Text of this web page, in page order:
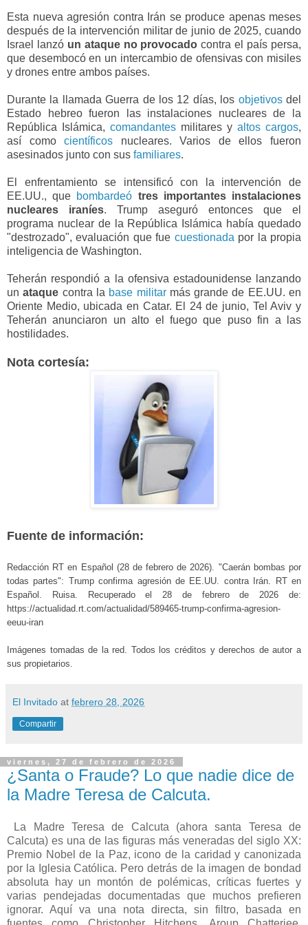
Esta nueva agresión contra Irán se produce apenas meses
después de la intervención militar de junio de 2025, cuando
Israel lanzó un ataque no provocadocontra el país persa,
que desembocó en un intercambio de ofensivas con misiles
y drones entre ambos países.
Durante la llamada Guerra de los 12 días, los objetivosdel
Estado hebreo fueron las instalaciones nucleares de la
República Islámica, comandantes militares y altos cargos,
así comocientíficos nucleares. Varios de ellos fueron
asesinados junto con sus familiares.
El enfrentamiento se intensificó con la intervención de
EE.UU., que bombardeó tres importantes instalaciones
nucleares iraníes. Trump aseguró entonces que el
programa nuclear de la República Islámica había quedado
"destrozado", evaluación que fue cuestionada por la propia
inteligencia de Washington.
Teherán respondió a la ofensiva estadounidense lanzando
unataque contra la base militarmás grande de EE.UU. en
Oriente Medio, ubicada en Catar. El 24 de junio, Tel Aviv y
Teherán anunciaron un alto el fuego que puso fin a las
hostilidades.
Nota cortesía:
Fuente de información:
Redacción RT en Español (28 de febrero de 2026). "Caerán bombas por
todas partes": Trump confirma agresión de EE.UU. contra Irán. RT en
Español. Ruisa. Recuperado el 28 de febrero de 2026 de:
https://actualidad.rt.com/actualidad/589465-trump-confirma-agresion-
eeuu-iran
Imágenes tomadas de la red. Todos los créditos y derechos de autor a
sus propietarios.
El Invitado at febrero 28, 2026
Compartir
viernes, 27 de febrero de 2026
¿Santa o Fraude? Lo que nadie dice de
la Madre Teresa de Calcuta.
La Madre Teresa de Calcuta (ahora santa Teresa de
Calcuta) es una de las figuras más veneradas del siglo XX:
Premio Nobel de la Paz, icono de la caridad y canonizada
por la Iglesia Católica. Pero detrás de la imagen de bondad
absoluta hay un montón de polémicas, críticas fuertes y
varias pendejadas documentadas que muchos prefieren
ignorar. Aquí va una nota directa, sin filtro, basada en